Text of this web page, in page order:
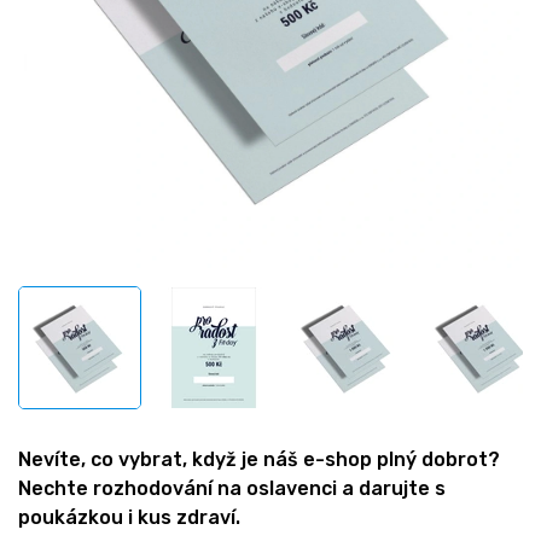
Nevíte, co vybrat, když je náš e-shop plný dobrot?
Nechte rozhodování na oslavenci a darujte s
poukázkou i kus zdraví.